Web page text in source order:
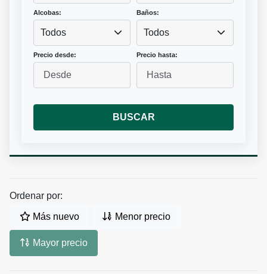
Alcobas:
Todos
Baños:
Todos
Precio desde: Precio hasta:
BUSCAR
Ordenar por:
Más nuevo Menor precio
Mayor precio